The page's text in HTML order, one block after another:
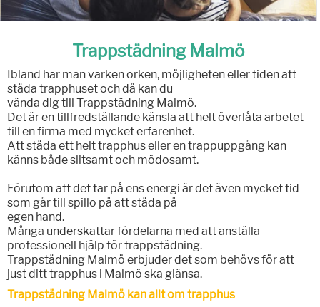
Trappstädning Malmö
Ibland har man varken orken, möjligheten eller tiden att
städa trapphuset och då kan du
vända dig till Trappstädning Malmö.
Det är en tillfredställande känsla att helt överlåta arbetet
till en firma med mycket erfarenhet.
Att städa ett helt trapphus eller en trappuppgång kan
känns både slitsamt och mödosamt.
Förutom att det tar på ens energi är det även mycket tid
som går till spillo på att städa på
egen hand.
Många underskattar fördelarna med att anställa
professionell hjälp för trappstädning.
Trappstädning Malmö erbjuder det som behövs för att
just ditt trapphus i Malmö ska glänsa.
Trappstädning Malmö kan allt om trapphus